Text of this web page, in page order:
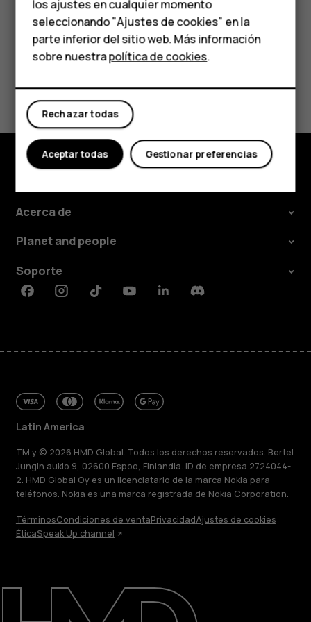
HMD Terra M
Comprar
Mi cuenta
Reparar, reutilizar, reciclar
Sostenibilidad
¿Te ha parecido útil?
Sí No
Acerca de
Planet and people
Soporte
FacebookInstagramTiktokYoutubeLinkedinDiscord
Latin America
TM y © 2026 HMD Global. Todos los derechos reservados. Bertel
Jungin aukio 9, 02600 Espoo, Finlandia. ID de empresa 2724044-
2. HMD Global Oy es un licenciatario de la marca Nokia para
teléfonos. Nokia es una marca registrada de Nokia Corporation.
TérminosCondiciones de ventaPrivacidadAjustes de cookies
ÉticaSpeak Up channel
los ajustes en cualquier momento
seleccionando "Ajustes de cookies" en la
parte inferior del sitio web. Más información
sobre nuestrapolítica de cookies.
Rechazar todas
Gestionar preferencias
Aceptar todas